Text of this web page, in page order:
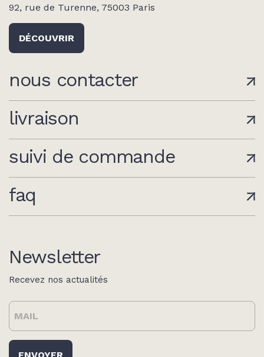
92, rue de Turenne, 75003 Paris
DÉCOUVRIR
nous contacter
livraison
suivi de commande
faq
Newsletter
Recevez nos actualités